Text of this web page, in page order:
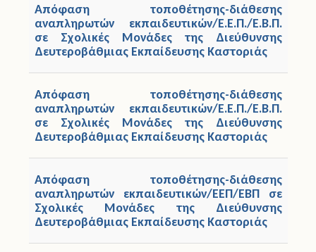
Επικοινωνία
Απόφαση τοποθέτησης-διάθεσης
αναπληρωτών εκπαιδευτικών/Ε.Ε.Π./Ε.Β.Π.
σε Σχολικές Μονάδες της Διεύθυνσης
Δευτεροβάθμιας Εκπαίδευσης Καστοριάς
Απόφαση τοποθέτησης-διάθεσης
αναπληρωτών εκπαιδευτικών/Ε.Ε.Π./Ε.Β.Π.
σε Σχολικές Μονάδες της Διεύθυνσης
Δευτεροβάθμιας Εκπαίδευσης Καστοριάς
Απόφαση τοποθέτησης-διάθεσης
αναπληρωτών εκπαιδευτικών/ΕΕΠ/ΕΒΠ σε
Σχολικές Μονάδες της Διεύθυνσης
Δευτεροβάθμιας Εκπαίδευσης Καστοριάς